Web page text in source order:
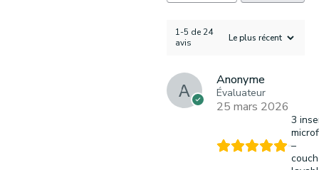
1-5 de 24
avis
Anonyme
Évaluateur
25 mars 2026
3
–